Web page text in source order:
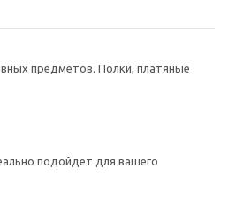
предметов. Полки, платяные
подойдет для вашего